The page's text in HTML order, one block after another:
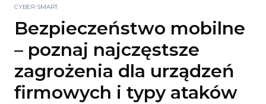
CYBER SMART
Bezpieczeństwo mobilne
– poznaj najczęstsze
zagrożenia dla urządzeń
firmowych i typy ataków